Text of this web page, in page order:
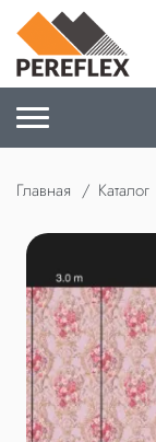
Главная Каталог